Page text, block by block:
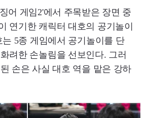
어 게임2'에서 주목받은 장면 중
연기한 캐릭터 대호의 공기놀이
5종 게임에서 공기놀이를 단
려한 손놀림을 선보인다. 그러
손은 사실 대호 역을 맡은 강하